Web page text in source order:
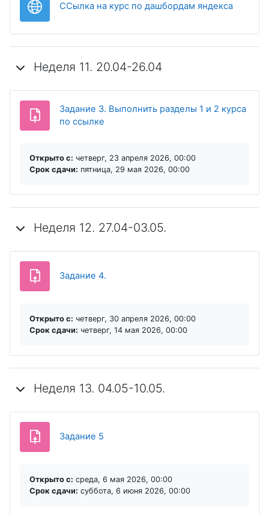
ССылка на курс по дашбордам яндекса
Неделя 11. 20.04-26.04
Задание 3. Выполнить разделы 1 и 2 курса
по ссылке
Открыто с: четверг, 23 апреля 2026, 00:00
Срок сдачи: пятница, 29 мая 2026, 00:00
Неделя 12. 27.04-03.05.
Задание 4.
Открыто с: четверг, 30 апреля 2026, 00:00
Срок сдачи: четверг, 14 мая 2026, 00:00
Неделя 13. 04.05-10.05.
Задание 5
Открыто с: среда, 6 мая 2026, 00:00
Срок сдачи: суббота, 6 июня 2026, 00:00